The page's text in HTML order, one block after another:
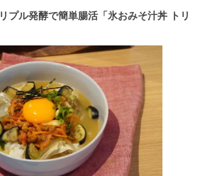
プル発酵で簡単腸活「氷おみそ汁丼 トリ